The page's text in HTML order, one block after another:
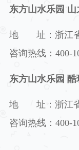
东方山水乐园
地 址：浙江省
咨询热线： 400-
东方山水乐园 酷
地 址：浙江省
咨询热线： 400-